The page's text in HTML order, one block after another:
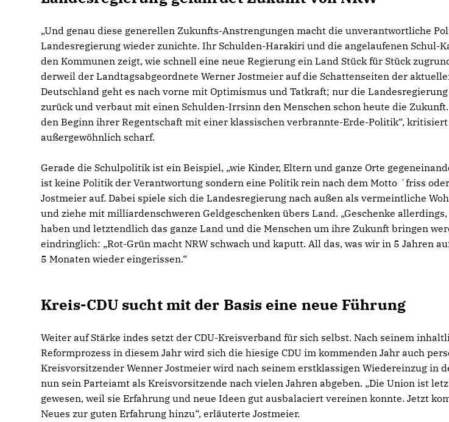
Und genau diese generellen Zukunfts-Anstrengungen macht die unverantwortliche
Landesregierung wieder zunichte. Ihr Schulden-Harakiri und die angelaufenen Schul-
den Kommunen zeigt, wie schnell eine neue Regierung ein Land Stück für Stück
derweil der Landtagsabgeordnete Werner Jostmeier auf die Schattenseiten der
Deutschland geht es nach vorne mit Optimismus und Tatkraft; nur die
zurück und verbaut mit einen Schulden-Irrsinn den Menschen schon heute die
den Beginn ihrer Regentschaft mit einer klassischen verbrannte-Erde-Politik“,
außergewöhnlich scharf.
Gerade die Schulpolitik ist ein Beispiel, „wie Kinder, Eltern und ganze Orte
ist keine Politik der Verantwortung sondern eine Politik rein nach dem Motto ´friss
Jostmeier auf. Dabei spiele sich die Landesregierung nach außen als vermeintliche
und ziehe mit milliardenschweren Geldgeschenken übers Land. „Geschenke
haben und letztendlich das ganze Land und die Menschen um ihre Zukunft bringen
eindringlich: „Rot-Grün macht NRW schwach und kaputt. All das, was wir in 5 Jahren
5 Monaten wieder eingerissen.“
Kreis-CDU sucht mit der Basis eine neue Führung
Weiter auf Stärke indes setzt der CDU-Kreisverband für sich selbst. Nach seinem
Reformprozess in diesem Jahr wird sich die hiesige CDU im kommenden Jahr auch
Kreisvorsitzender Wenner Jostmeier wird nach seinem erstklassigen Wiedereinzug in
nun sein Parteiamt als Kreisvorsitzende nach vielen Jahren abgeben. „Die Union ist
gewesen, weil sie Erfahrung und neue Ideen gut ausbalaciert vereinen konnte. Jetzt
Neues zur guten Erfahrung hinzu“, erläuterte Jostmeier.